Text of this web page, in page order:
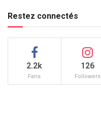
Restez connectés
2.2k
Fans
126
Followers